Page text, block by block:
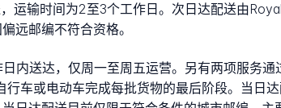
运输时间为2至3个工作日。次日达配送由
远邮编不符合资格。
内送达，仅周一至周五运营。另有两项服务
车或电动车完成每批货物的最后阶段。当日